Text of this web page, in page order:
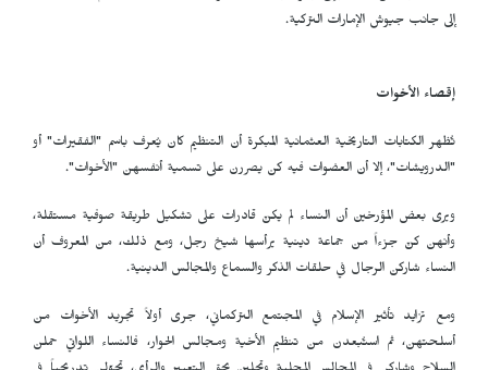
إلى جانب جيوش الإمارات التركية.
إقصاء الأخوات
تُظهر الكتابات التاريخية العثمانية المبكرة أن التنظيم كان يُعرف باسم "الفقيرات" أو
"الدرويشات"، إلا أن العضوات فيه كن يصررن على تسمية أنفسهن "الأخوات".
ويرى بعض المؤرخين أن النساء لم يكنّ قادرات على تشكيل طريقة صوفية مستقلة،
وأنهن كنّ جزءاً من جماعة دينية يرأسها شيخ رجل، ومع ذلك، من المعروف أن
النساء شاركن الرجال في حلقات الذكر والسماع والمجالس الدينية.
ومع تزايد تأثير الإسلام في المجتمع التركماني، جرى أولاً تجريد الأخوات من
أسلحتهن، ثم استُبعدن من تنظيم الأخية ومجالس الحوار، فالنساء اللواتي حملن